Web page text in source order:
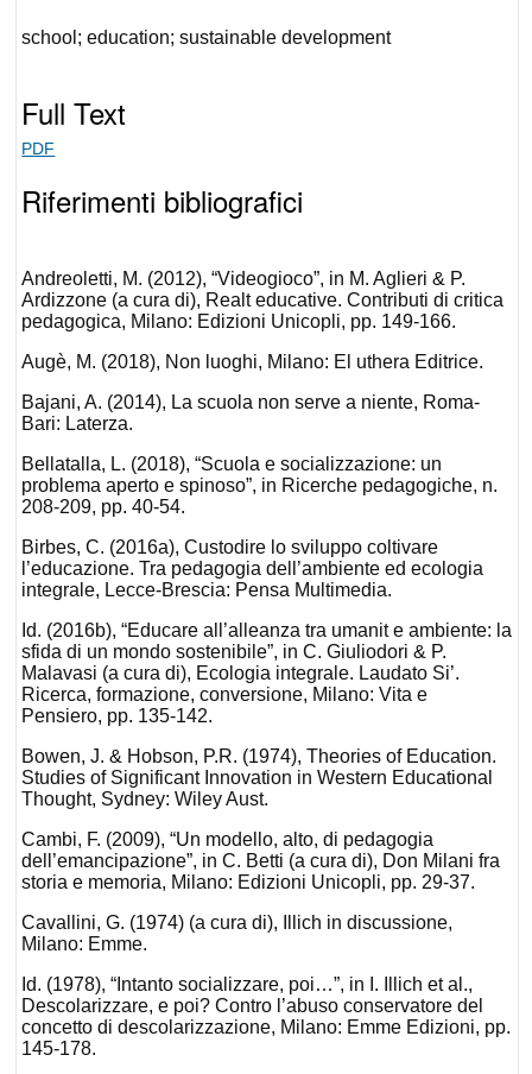
school; education; sustainable development
Full Text
PDF
Riferimenti bibliografici
Andreoletti, M. (2012), “Videogioco”, in M. Aglieri & P.
Ardizzone (a cura di), Realt educative. Contributi di critica
pedagogica, Milano: Edizioni Unicopli, pp. 149-166.
Augè, M. (2018), Non luoghi, Milano: El uthera Editrice.
Bajani, A. (2014), La scuola non serve a niente, Roma-
Bari: Laterza.
Bellatalla, L. (2018), “Scuola e socializzazione: un
problema aperto e spinoso”, in Ricerche pedagogiche, n.
208-209, pp. 40-54.
Birbes, C. (2016a), Custodire lo sviluppo coltivare
l’educazione. Tra pedagogia dell’ambiente ed ecologia
integrale, Lecce-Brescia: Pensa Multimedia.
Id. (2016b), “Educare all’alleanza tra umanit e ambiente: la
sfida di un mondo sostenibile”, in C. Giuliodori & P.
Malavasi (a cura di), Ecologia integrale. Laudato Si’.
Ricerca, formazione, conversione, Milano: Vita e
Pensiero, pp. 135-142.
Bowen, J. & Hobson, P.R. (1974), Theories of Education.
Studies of Significant Innovation in Western Educational
Thought, Sydney: Wiley Aust.
Cambi, F. (2009), “Un modello, alto, di pedagogia
dell’emancipazione”, in C. Betti (a cura di), Don Milani fra
storia e memoria, Milano: Edizioni Unicopli, pp. 29-37.
Cavallini, G. (1974) (a cura di), Illich in discussione,
Milano: Emme.
Id. (1978), “Intanto socializzare, poi…”, in I. Illich et al.,
Descolarizzare, e poi? Contro l’abuso conservatore del
concetto di descolarizzazione, Milano: Emme Edizioni, pp.
145-178.